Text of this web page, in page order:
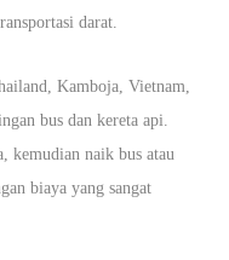
darat.
Kamboja, Vietnam,
bus dan kereta api.
kemudian naik bus atau
biaya yang sangat